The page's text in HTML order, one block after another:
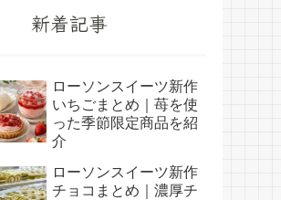
新着記事
ローソンスイーツ新作
いちごまとめ｜苺を使
った季節限定商品を紹
介
ローソンスイーツ新作
チョコまとめ｜濃厚チ